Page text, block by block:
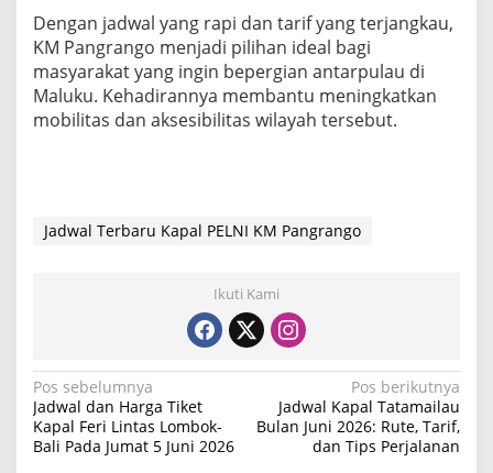
Dengan jadwal yang rapi dan tarif yang terjangkau,
KM Pangrango menjadi pilihan ideal bagi
masyarakat yang ingin bepergian antarpulau di
Maluku. Kehadirannya membantu meningkatkan
mobilitas dan aksesibilitas wilayah tersebut.
Jadwal Terbaru Kapal PELNI KM Pangrango
Ikuti Kami
N
a
v
Pos sebelumnya
Jadwal dan Harga Tiket
Kapal Feri Lintas Lombok-
Bali Pada Jumat 5 Juni 2026
Pos berikutnya
Jadwal Kapal Tatamailau
Bulan Juni 2026: Rute, Tarif,
dan Tips Perjalanan